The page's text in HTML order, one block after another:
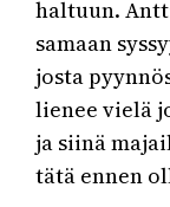
haltuun.
samaan
josta
lienee vielä
ja siinä
tätä ennen